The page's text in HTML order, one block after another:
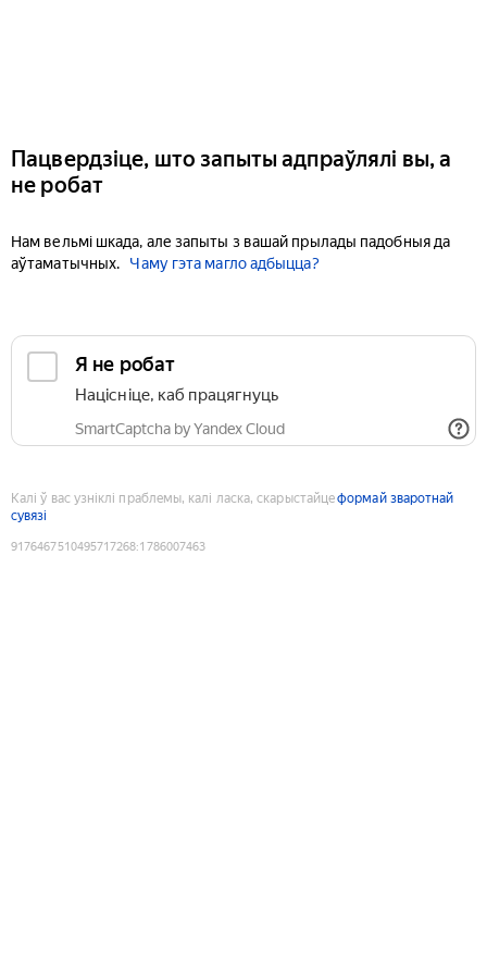
Пацвердзіце, што запыты адпраўлялі вы, а
не робат
Нам вельмі шкада, але запыты з вашай прылады падобныя да
аўтаматычных.
Чаму гэта магло адбыцца?
Я не робат
Націсніце, каб працягнуць
SmartCaptcha by Yandex Cloud
Калі ў вас узніклі праблемы, калі ласка, скарыстайцеформай зваротнай
сувязі
9176467510495717268:1786007463